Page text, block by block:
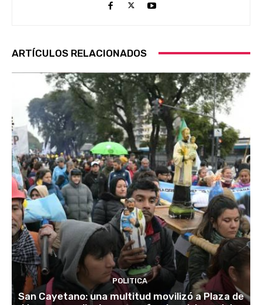
ARTÍCULOS RELACIONADOS
POLITICA
San Cayetano: una multitud movilizó a Plaza de